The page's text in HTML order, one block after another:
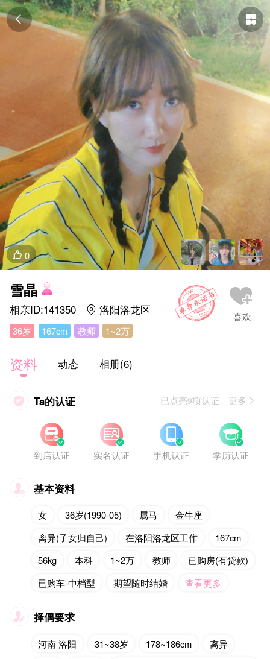
 
 0
雪晶
相亲ID:141350  洛阳洛龙区
36岁 167cm 教师 1~2万
资料 动态 相册(6)
 Ta的认证 已点亮9项认证 更多


到店认证


实名认证


手机认证


学历认证
 基本资料
女 36岁(1990-05) 属马
金牛座
离异(子女归自己)
在洛阳洛龙区工作
167cm
56kg
本科 1~2万 教师
已购房(有贷款)
已购车-中档型
期望随时结婚 查看更多
 择偶要求
河南 洛阳 31~38岁 178~186cm
离异